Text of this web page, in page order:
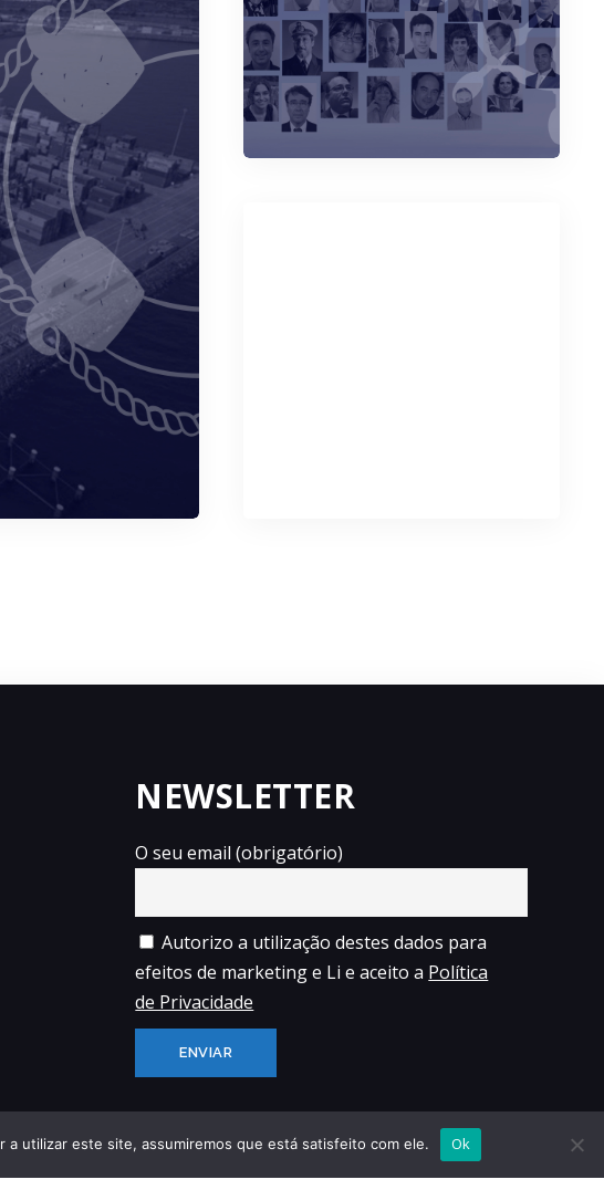
NEWSLETTER
O seu email (obrigatório)
Autorizo a utilização destes dados para
efeitos de marketing e Li e aceito a Política
de Privacidade
utilizar este site, assumiremos que está satisfeito com ele. Ok